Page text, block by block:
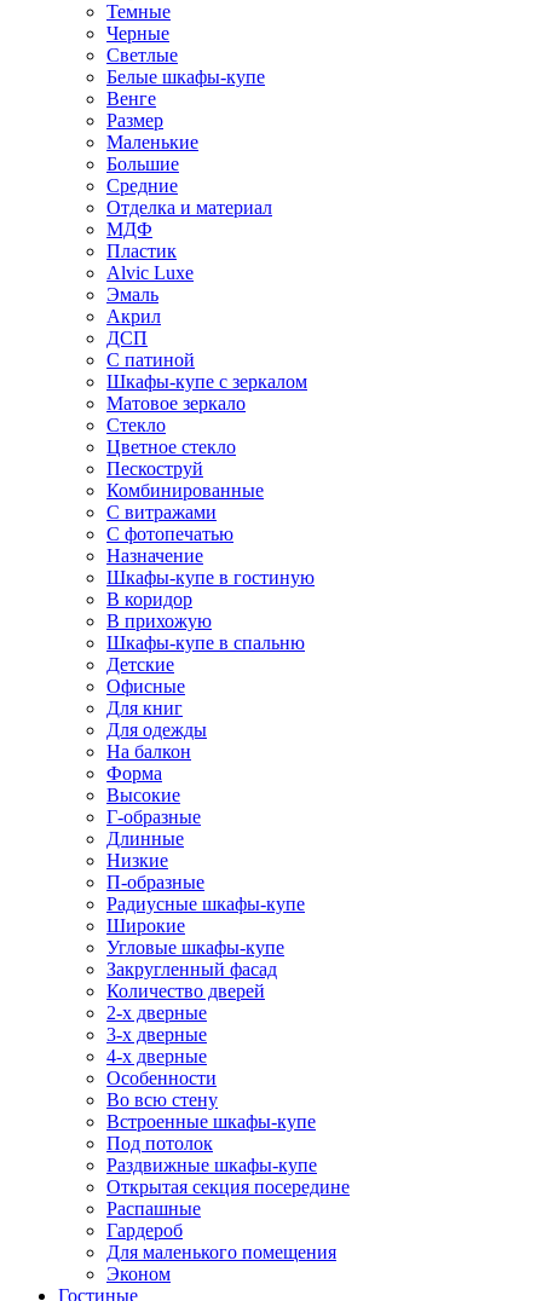
Темные
Черные
Светлые
Белые шкафы-купе
Венге
Размер
Маленькие
Большие
Средние
Отделка и материал
МДФ
Пластик
Alvic Luxe
Эмаль
Акрил
ДСП
С патиной
Шкафы-купе с зеркалом
Матовое зеркало
Стекло
Цветное стекло
Пескоструй
Комбинированные
С витражами
С фотопечатью
Назначение
Шкафы-купе в гостиную
В коридор
В прихожую
Шкафы-купе в спальню
Детские
Офисные
Для книг
Для одежды
На балкон
Форма
Высокие
Г-образные
Длинные
Низкие
П-образные
Радиусные шкафы-купе
Широкие
Угловые шкафы-купе
Закругленный фасад
Количество дверей
2-х дверные
3-х дверные
4-х дверные
Особенности
Во всю стену
Встроенные шкафы-купе
Под потолок
Раздвижные шкафы-купе
Открытая секция посередине
Распашные
Гардероб
Для маленького помещения
Эконом
Гостиные